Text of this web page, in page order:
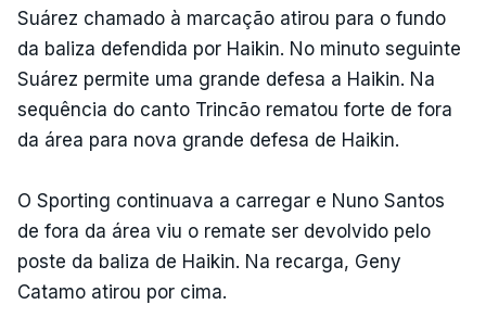
Suárez chamado à marcação atirou para o fundo
da baliza defendida por Haikin. No minuto seguinte
Suárez permite uma grande defesa a Haikin. Na
sequência do canto Trincão rematou forte de fora
da área para nova grande defesa de Haikin.
O Sporting continuava a carregar e Nuno Santos
de fora da área viu o remate ser devolvido pelo
poste da baliza de Haikin. Na recarga, Geny
Catamo atirou por cima.